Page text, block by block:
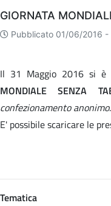
Eventi
GIORNATA
Pubblicato 01/06/2016 -
Il 31 Maggio 2016 si è
MONDIALE SENZA
confezionamento anonimo.
E' possibile scaricare le
Tematica